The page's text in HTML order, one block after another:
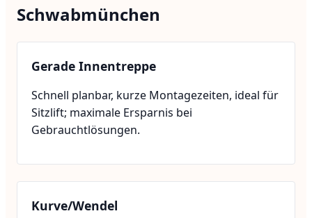
Schwabmünchen
Gerade Innentreppe
Schnell planbar, kurze Montagezeiten, ideal für
Sitzlift; maximale Ersparnis bei
Gebrauchtlösungen.
Kurve/Wendel